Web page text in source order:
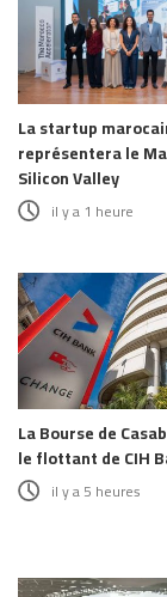
La startup
représentera le
Silicon Valley
il y a 1 heure
La Bourse de
le flottant de CIH
il y a 5 heures